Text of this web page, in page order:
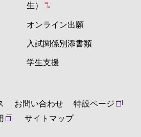
生）
オンライン出願
入試関係別添書類
学生支援
お問い合わせ
特設ページ
サイトマップ